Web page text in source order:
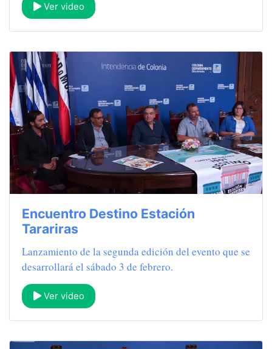
Ver video
Encuentro Destino Estación
Tarariras
Lanzamiento de la segunda edición del evento que se
desarrollará el sábado 3 de febrero.
Ver video